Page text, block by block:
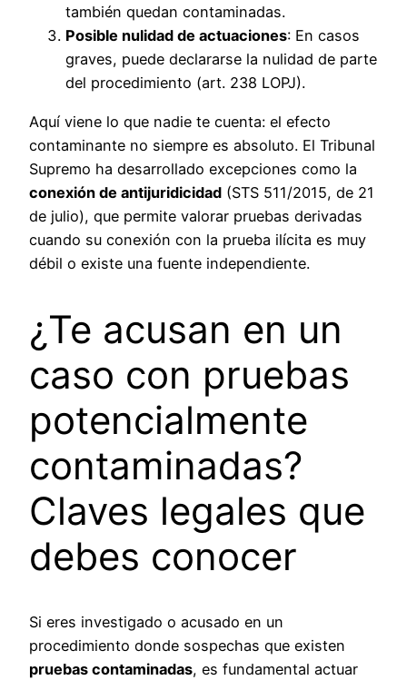
también quedan contaminadas.
Posible nulidad de actuaciones: En casos
graves, puede declararse la nulidad de parte
del procedimiento (art. 238 LOPJ).
Aquí viene lo que nadie te cuenta: el efecto
contaminante no siempre es absoluto. El Tribunal
Supremo ha desarrollado excepciones como la
conexión de antijuridicidad (STS 511/2015, de 21
de julio), que permite valorar pruebas derivadas
cuando su conexión con la prueba ilícita es muy
débil o existe una fuente independiente.
¿Te acusan en un
caso con pruebas
potencialmente
contaminadas?
Claves legales que
debes conocer
Si eres investigado o acusado en un
procedimiento donde sospechas que existen
pruebas contaminadas, es fundamental actuar